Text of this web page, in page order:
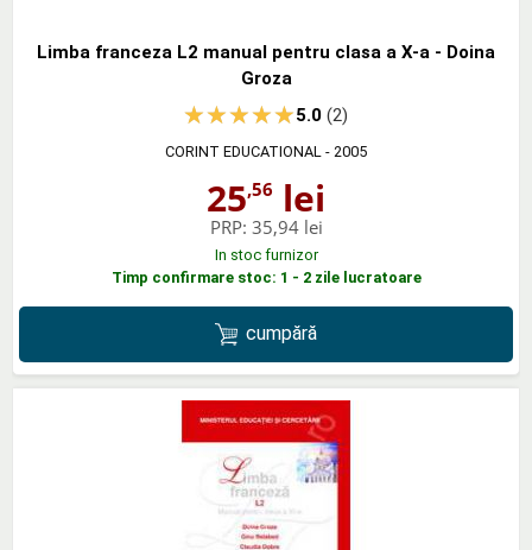
Limba franceza L2 manual pentru clasa a X-a - Doina
Groza
5.0(2)
CORINT EDUCATIONAL - 2005
25,56 lei
PRP: 35,94 lei
In stoc furnizor
Timp confirmare stoc: 1 - 2 zile lucratoare
cumpără